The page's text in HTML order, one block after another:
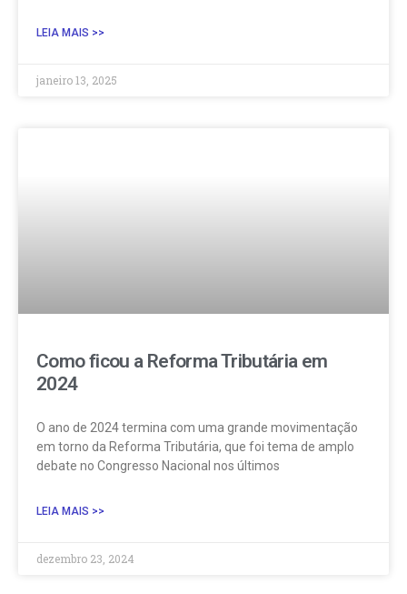
LEIA MAIS >>
janeiro 13, 2025
Como ficou a Reforma Tributária em
2024
O ano de 2024 termina com uma grande movimentação
em torno da Reforma Tributária, que foi tema de amplo
debate no Congresso Nacional nos últimos
LEIA MAIS >>
dezembro 23, 2024